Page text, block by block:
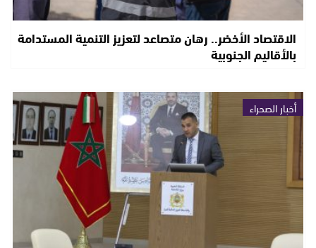
الاقتصاد الأخضر.. رهان متصاعد لتعزيز التنمية المستدامة
بالأقاليم الجنوبية
أخبار الصحراء